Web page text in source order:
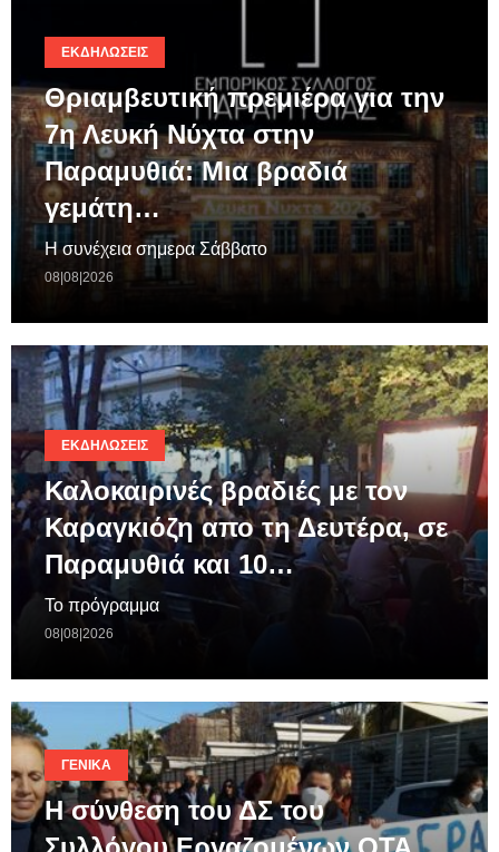
ΕΚΔΗΛΏΣΕΙΣ
Θριαμβευτική πρεμιέρα για την
7η Λευκή Νύχτα στην
Παραμυθιά: Μια βραδιά
γεμάτη…
Η συνέχεια σημερα Σάββατο
08|08|2026
ΕΚΔΗΛΏΣΕΙΣ
Καλοκαιρινές βραδιές με τον
Καραγκιόζη απο τη Δευτέρα, σε
Παραμυθιά και 10…
Το πρόγραμμα
08|08|2026
ΓΕΝΙΚΆ
Η σύνθεση του ΔΣ του